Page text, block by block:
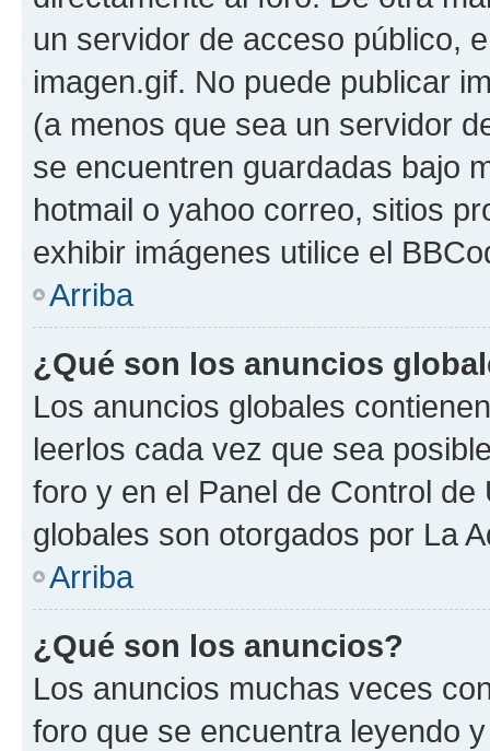
un servidor de acceso público,
imagen.gif. No puede publicar
(a menos que sea un servidor
se encuentren guardadas bajo
hotmail o yahoo correo, sitios
exhibir imágenes utilice el
Arriba
¿Qué son los anuncios
Los anuncios globales
leerlos cada vez que sea
foro y en el Panel de Control
globales son otorgados por La
Arriba
¿Qué son los anuncios?
Los anuncios muchas veces
foro que se encuentra leyendo